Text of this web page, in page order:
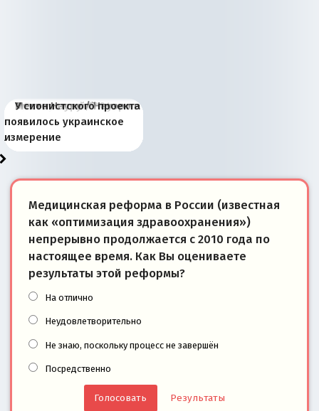
Киевская марионетка
Запада рассказала о
«переобувании» хозяев
В России назрели
перемены: 15 шагов к
суверенной экономике
Миграционный пожар
Европы
Россия начинает
сбрасывать балласт
Анкориджа
Россия зимой 1904
года: первые уступки во
внутренней политике
Русская нация вчера и
сегодня
Почему правый крах в
Варшаве не поможет её
отношениям с Россией?
Место Науру / Науэро в
современной истории
Южной Осетии
У сионистского проекта
появилось украинское
измерение
Медицинская реформа в России (известная
как «оптимизация здравоохранения»)
непрерывно продолжается с 2010 года по
настоящее время. Как Вы оцениваете
результаты этой реформы?
На отлично
Неудовлетворительно
Не знаю, поскольку процесс не завершён
Посредственно
Результаты